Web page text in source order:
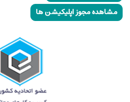
مشاهده مجوز اپلیکیشن ها